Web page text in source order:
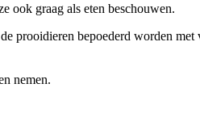
ook graag als eten beschouwen.
prooidieren bepoederd worden
nemen.